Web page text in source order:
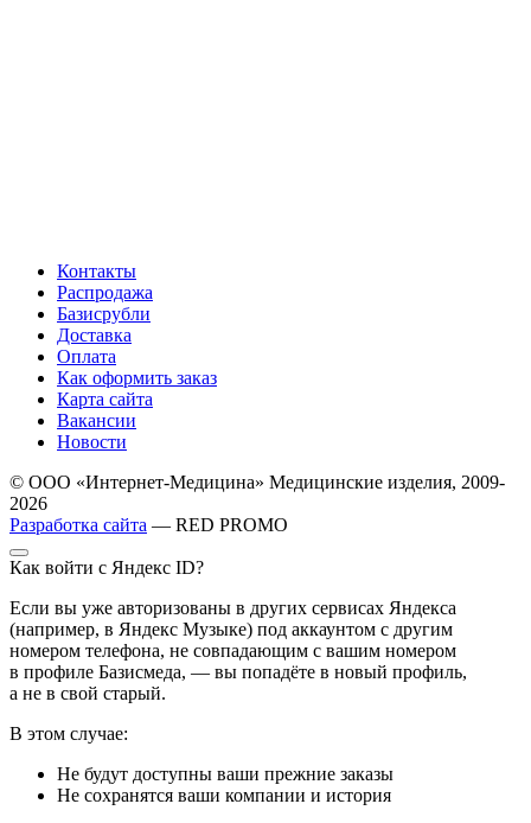
Контакты
Распродажа
Базисрубли
Доставка
Оплата
Как оформить заказ
Карта сайта
Вакансии
Новости
© ООО «Интернет-Медицина» Медицинские изделия, 2009-
2026
Разработка сайта — RED PROMO
Как войти с Яндекс ID?
Если вы уже авторизованы в других сервисах Яндекса
(например, в Яндекс Музыке) под аккаунтом с другим
номером телефона, не совпадающим с вашим номером
в профиле Базисмеда, — вы попадёте в новый профиль,
а не в свой старый.
В этом случае:
Не будут доступны ваши прежние заказы
Не сохранятся ваши компании и история